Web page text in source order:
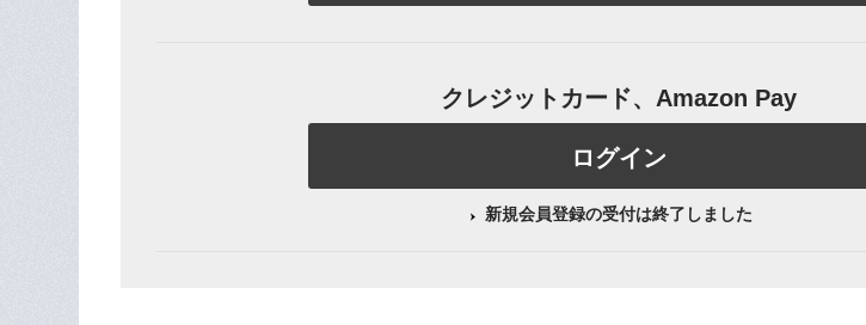
クレジットカード、Amazon Pay
ログイン
新規会員登録の受付は終了しました